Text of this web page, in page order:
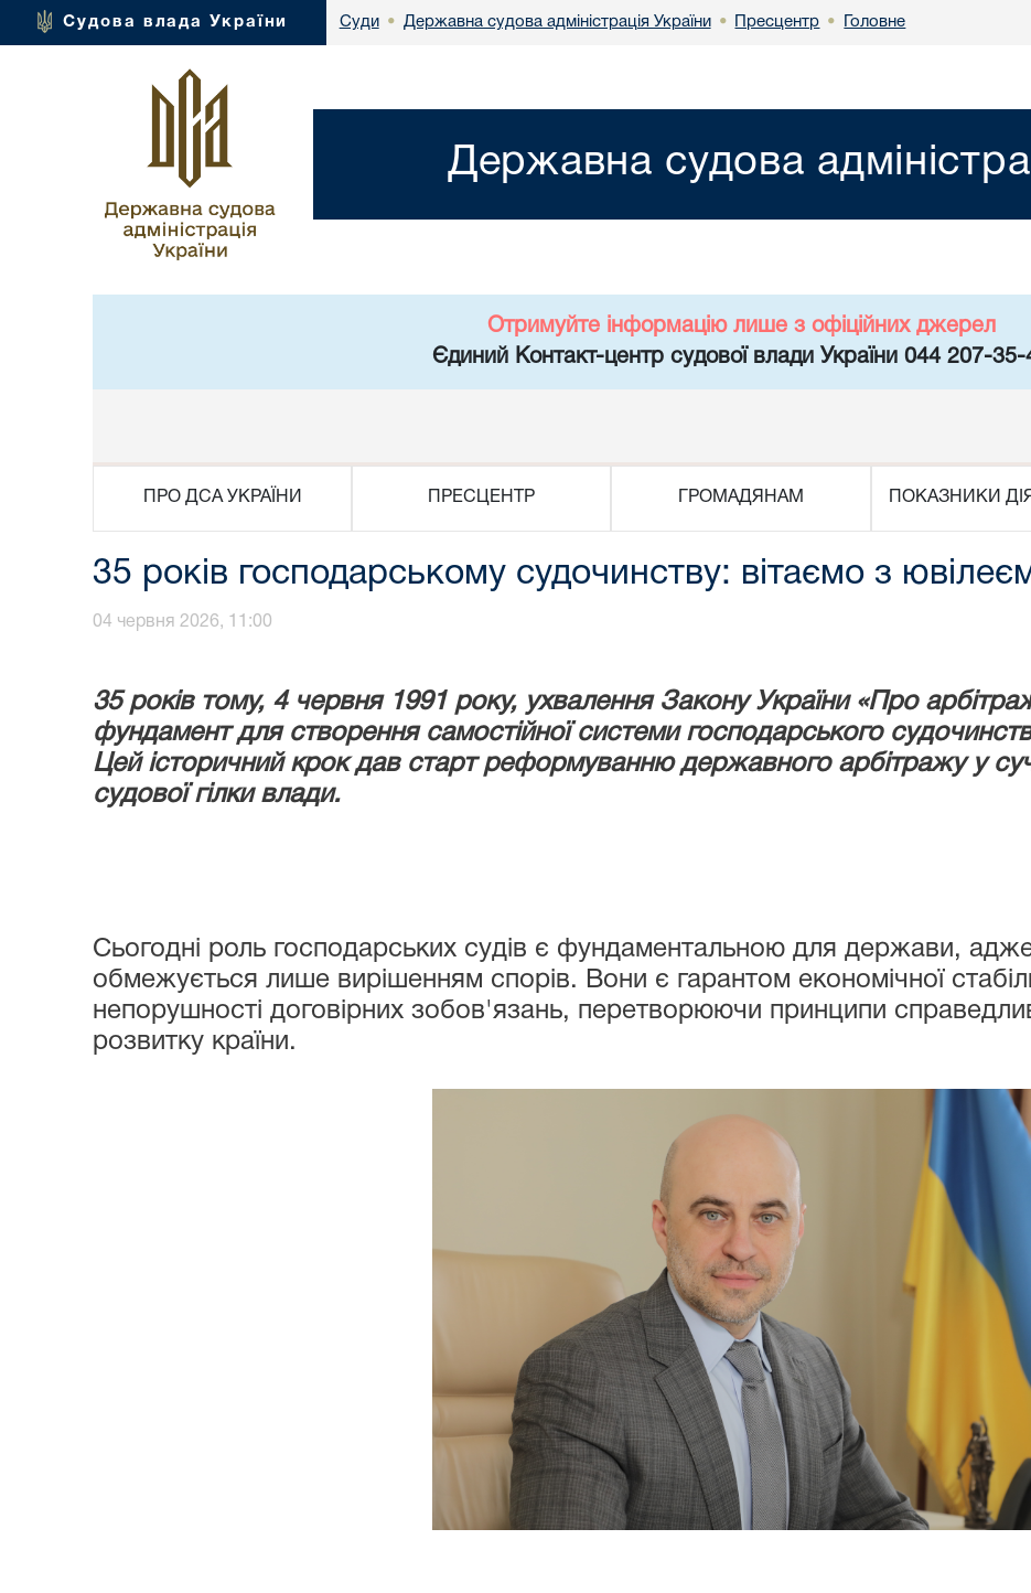
Судова влада України Суди • Державна судова адміністрація України • Пресцентр • Головне
Державна судова
Отримуйте інформацію лише з офіційних джерел
Єдиний Контакт-центр судової влади України 044 207-35-
ПРО ДСА УКРАЇНИ ПРЕСЦЕНТР ГРОМАДЯНАМ ПОКАЗНИКИ
35 років господарському судочинству: вітаємо з
04 червня 2026, 11:00
35 років тому, 4 червня 1991 року, ухвалення Закону України «Про
фундамент для створення самостійної системи господарського
Цей історичний крок дав старт реформуванню державного арбітражу у
судової гілки влади.
Сьогодні роль господарських судів є фундаментальною для держави, адже
обмежується лише вирішенням спорів. Вони є гарантом економічної
непорушності договірних зобов'язань, перетворюючи принципи
розвитку країни.